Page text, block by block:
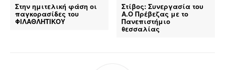
Στην ημιτελική φάση οι
παγκορασίδες του
ΦΙΛΑΘΛΗΤΙΚΟΥ
Στίβος: Συνεργασία του
Α.Ο Πρέβεζας με το
Πανεπιστήμιο
θεσσαλίας